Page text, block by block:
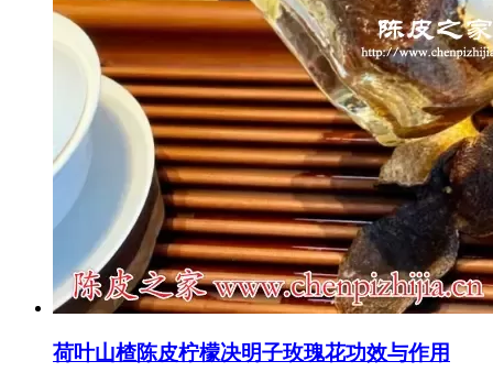
荷叶山楂陈皮柠檬决明子玫瑰花功效与作用